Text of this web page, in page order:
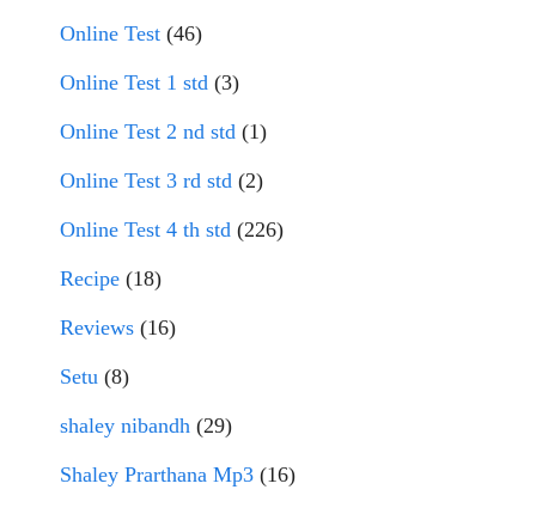
Online Test (46)
Online Test 1 std (3)
Online Test 2 nd std (1)
Online Test 3 rd std (2)
Online Test 4 th std (226)
Recipe (18)
Reviews (16)
Setu (8)
shaley nibandh (29)
Shaley Prarthana Mp3 (16)